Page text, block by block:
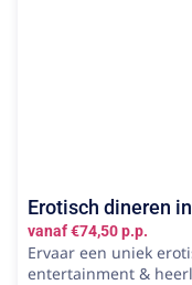
Erotisch dineren
vanaf €74,50 p.p.
Ervaar een uniek
entertainment &